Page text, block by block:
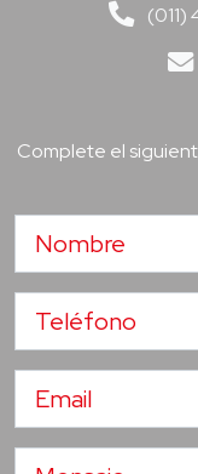
Complete el